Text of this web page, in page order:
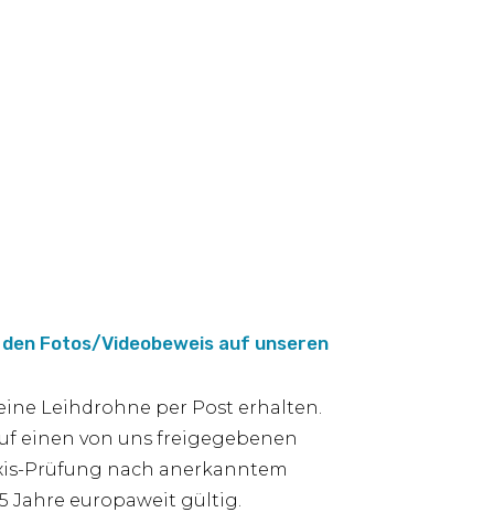
Fotos/Videobeweis auf unseren
Leihdrohne per Post erhalten.
einen von uns freigegebenen
Prüfung nach anerkanntem
Jahre europaweit gültig.